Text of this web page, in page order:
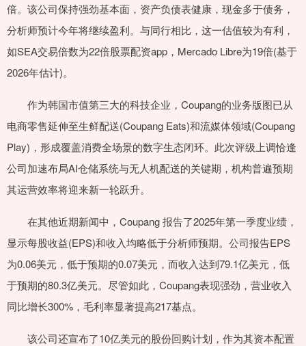
倍。该公司保持强劲基本面，资产负债表健康，现金多于债务，
分析师预计今年将继续盈利。与同行相比，这一估值较为有利，
如SEA交易倍数为22倍股票配资app，Mercado Libre为19倍(基于
2026年估计)。
作为韩国市值第三大的科技企业，Coupang的业务版图已从
电商零售延伸至生鲜配送(Coupang Eats)和流媒体领域(Coupang
Play)，形成覆盖消费全场景的数字生态闭环。此次评级上调恰逢
公司加速布局AI仓储系统与无人机配送的关键期，机构普遍预期
其运营效率将迎来新一轮跃升。
在其他近期新闻中，Coupang 报告了2025年第一季度业绩，
显示每股收益(EPS)和收入均略低于分析师预期。公司报告EPS
为0.06美元，低于预期的0.07美元，而收入达到79.1亿美元，低
于预期的80.3亿美元。尽管如此，Coupang表现强劲，营业收入
同比增长300%，毛利率显著提高217基点。
该公司还宣布了10亿美元的股份回购计划，作为其资本配置